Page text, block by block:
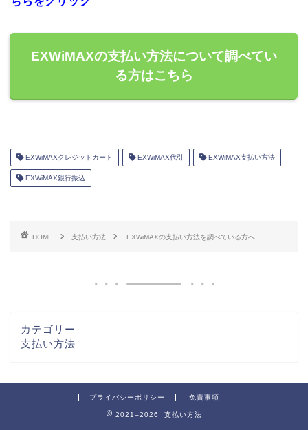
EXWiMAXの支払い方法について調べてい
る方はこちら
EXWiMAXクレジットカード EXWiMAX代引 EXWiMAX支払い方法
EXWiMAX銀行振込
HOME 支払い方法 EXWiMAXの支払い方法を調べている方へ
カテゴリー
支払い方法
プライバシーポリシー 免責事項
2021–2026 支払い方法